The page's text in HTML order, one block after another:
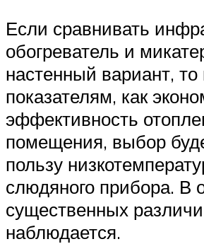
Если сравнивать
обогреватель и
настенный вариант, то
показателям, как
эффективность
помещения, выбор
пользу
слюдяного прибора. В
существенных
наблюдается.